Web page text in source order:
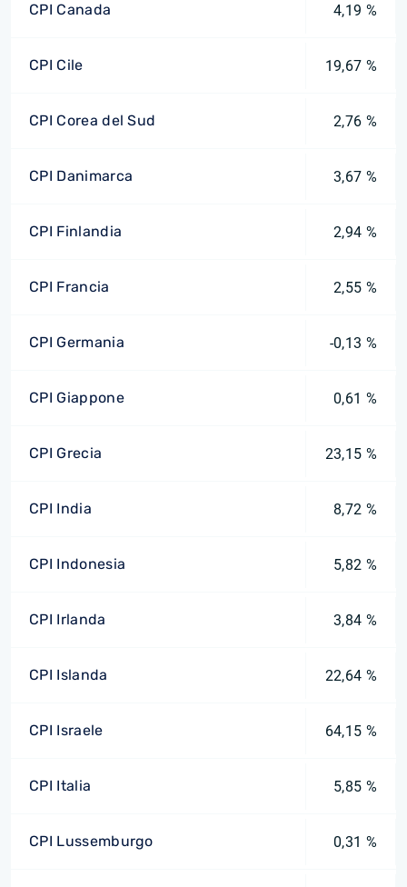
CPI Canada 4,19 %
CPI Cile 19,67 %
CPI Corea del Sud 2,76 %
CPI Danimarca 3,67 %
CPI Finlandia 2,94 %
CPI Francia 2,55 %
CPI Germania -0,13 %
CPI Giappone 0,61 %
CPI Grecia 23,15 %
CPI India 8,72 %
CPI Indonesia 5,82 %
CPI Irlanda 3,84 %
CPI Islanda 22,64 %
CPI Israele 64,15 %
CPI Italia 5,85 %
CPI Lussemburgo 0,31 %